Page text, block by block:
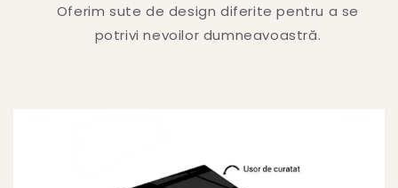
Oferim sute de design diferite pentru a se
potrivi nevoilor dumneavoastră.